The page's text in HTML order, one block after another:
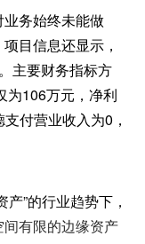
务始终未能做
目信息还显示，
主要财务指标方
为106万元，净利
付营业收入为0，
”的行业趋势下，
有限的边缘资产